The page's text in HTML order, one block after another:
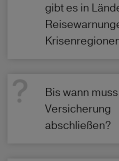
gibt es in
Bis wann
Versicherung
abschließen?